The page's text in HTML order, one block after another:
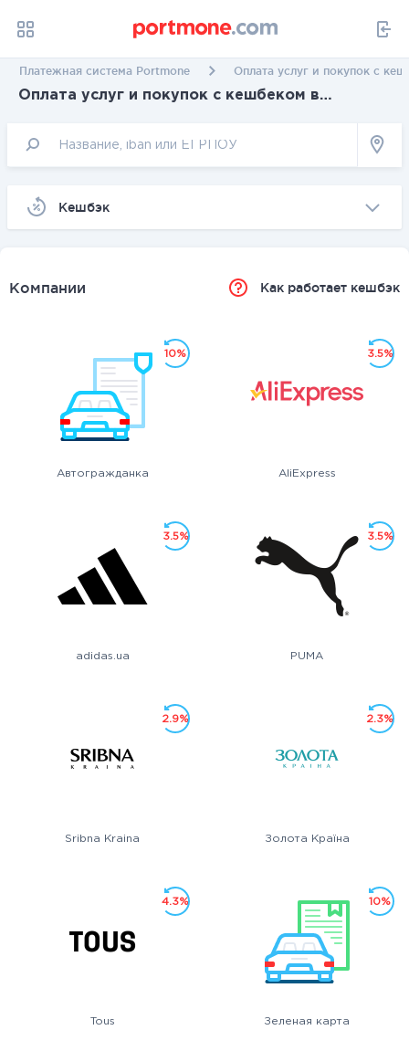
Платежная система Portmone Оплата услуг и покупок с
Оплата услуг и покупок с кешбеком в
Kешбэк
Компании Как работает кешбэк
Автогражданка
10%
AliExpress
3.5%
adidas.ua
3.5%
PUMA
3.5%
Sribna Kraina
2.9%
Золота Країна
2.3%
Tous
4.3%
Зеленая карта
10%